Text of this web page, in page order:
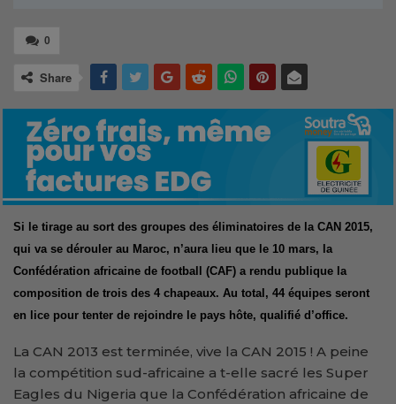
0
Share
Si le tirage au sort des groupes des éliminatoires de la CAN 2015,
qui va se dérouler au Maroc, n’aura lieu que le 10 mars, la
Confédération africaine de football (CAF) a rendu publique la
composition de trois des 4 chapeaux. Au total, 44 équipes seront
en lice pour tenter de rejoindre le pays hôte, qualifié d’office.
La CAN 2013 est terminée, vive la CAN 2015 ! A peine
la compétition sud-africaine a t-elle sacré les Super
Eagles du Nigeria que la Confédération africaine de